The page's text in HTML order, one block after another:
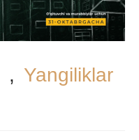
, Yangiliklar